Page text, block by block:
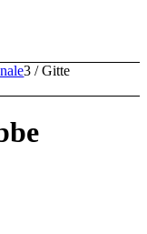
3 / Gitte